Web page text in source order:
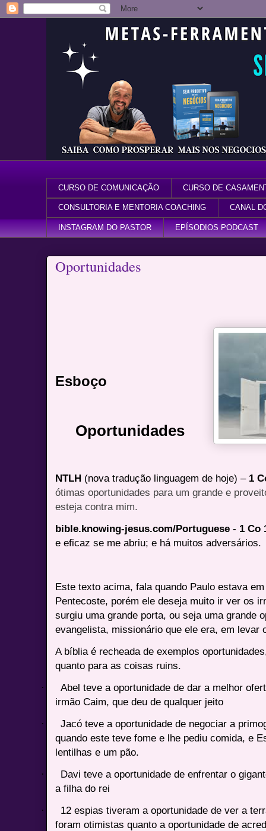
CURSO DE COMUNICAÇÃO CURSO DE
CONSULTORIA E MENTORIA COACHING CANAL
INSTAGRAM DO PASTOR EPÍSODIOS PODCAST
Oportunidades
Esboço
Oportunidades
NTLH (nova tradução linguagem de hoje) – 1
ótimas oportunidades para um grande e
esteja contra mim.
bible.knowing-jesus.com/Portuguese - 1 Co
e eficaz se me abriu; e há muitos adversários.
Este texto acima, fala quando Paulo estava
Pentecoste, porém ele deseja muito ir ver os
surgiu uma grande porta, ou seja uma grande
evangelista, missionário que ele era, em levar
A bíblia é recheada de exemplos
quanto para as coisas ruins.
·
Abel teve a oportunidade de dar a melhor
irmão Caim, que deu de qualquer jeito
·
Jacó teve a oportunidade de negociar a
quando este teve fome e lhe pediu comida, e
lentilhas e um pão.
·
Davi teve a oportunidade de enfrentar o
a filha do rei
·
12 espias tiveram a oportunidade de ver a
foram otimistas quanto a oportunidade de